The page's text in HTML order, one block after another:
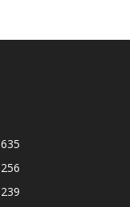
635
256
239